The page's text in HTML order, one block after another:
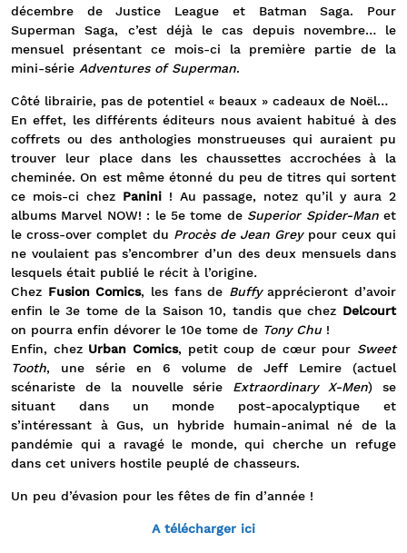
décembre de Justice League et Batman Saga. Pour
Superman Saga, c’est déjà le cas depuis novembre… le
mensuel présentant ce mois-ci la première partie de la
mini-série Adventures of Superman.
Côté librairie, pas de potentiel « beaux » cadeaux de Noël…
En effet, les différents éditeurs nous avaient habitué à des
coffrets ou des anthologies monstrueuses qui auraient pu
trouver leur place dans les chaussettes accrochées à la
cheminée. On est même étonné du peu de titres qui sortent
ce mois-ci chez Panini! Au passage, notez qu’il y aura 2
albums Marvel NOW! : le 5e tome de Superior Spider-Manet
le cross-over complet du Procès de Jean Greypour ceux qui
ne voulaient pas s’encombrer d’un des deux mensuels dans
lesquels était publié le récit à l’origine.
Chez Fusion Comics, les fans de Buffyapprécieront d’avoir
enfin le 3e tome de la Saison 10, tandis que chez Delcourt
on pourra enfin dévorer le 10e tome de Tony Chu!
Enfin, chez Urban Comics, petit coup de cœur pour Sweet
Tooth, une série en 6 volume de Jeff Lemire (actuel
scénariste de la nouvelle série Extraordinary X-Men) se
situant dans un monde post-apocalyptique et
s’intéressant à Gus, un hybride humain-animal né de la
pandémie qui a ravagé le monde, qui cherche un refuge
dans cet univers hostile peuplé de chasseurs.
Un peu d’évasion pour les fêtes de fin d’année !
A télécharger ici